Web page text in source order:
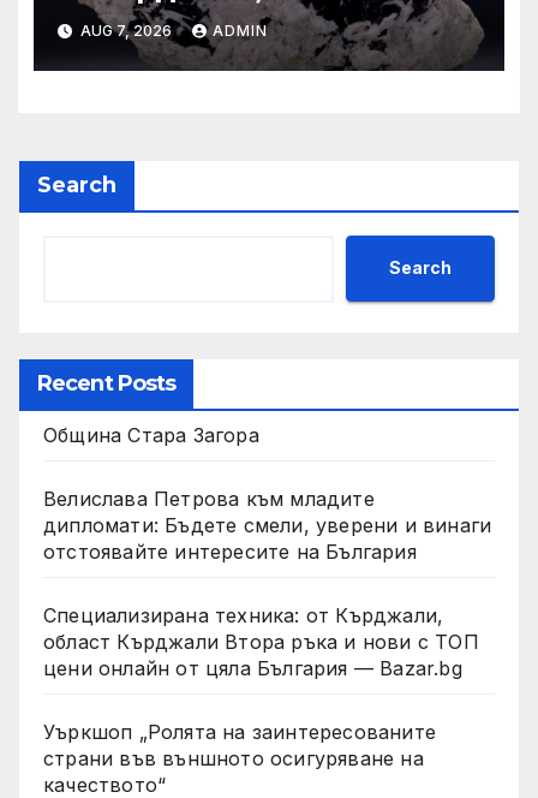
Кърджали Втора ръка и
нови с ТОП цени онлайн от
цяла България — Bazar.bg
AUG 7, 2026 ADMIN
Search
Search
Recent Posts
Община Стара Загора
Велислава Петрова към младите
дипломати: Бъдете смели, уверени и винаги
отстоявайте интересите на България
Специализирана техника: от Кърджали,
област Кърджали Втора ръка и нови с ТОП
цени онлайн от цяла България — Bazar.bg
Уъркшоп „Ролята на заинтересованите
страни във външното осигуряване на
качеството“